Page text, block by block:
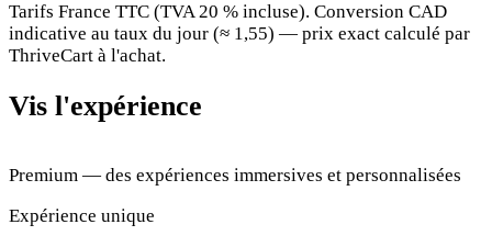
Tarifs France TTC (TVA 20 % incluse). Conversion CAD
indicative au taux du jour (≈ 1,55) — prix exact calculé par
ThriveCart à l'achat.
Vis l'expérience
Premium — des expériences immersives et personnalisées
Expérience unique